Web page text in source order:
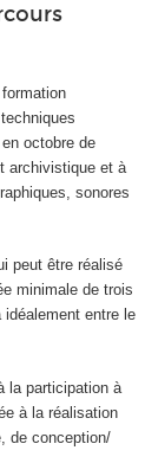
octobre de
archivistique et à
sonores
peut être réalisé
minimale de trois
entre le
la participation à
à la réalisation
de conception/